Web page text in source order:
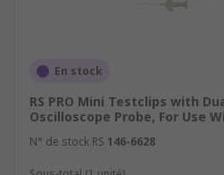
En stock
RS PRO Mini Testclips with
Oscilloscope Probe, For Use
N° de stock RS 146-6628